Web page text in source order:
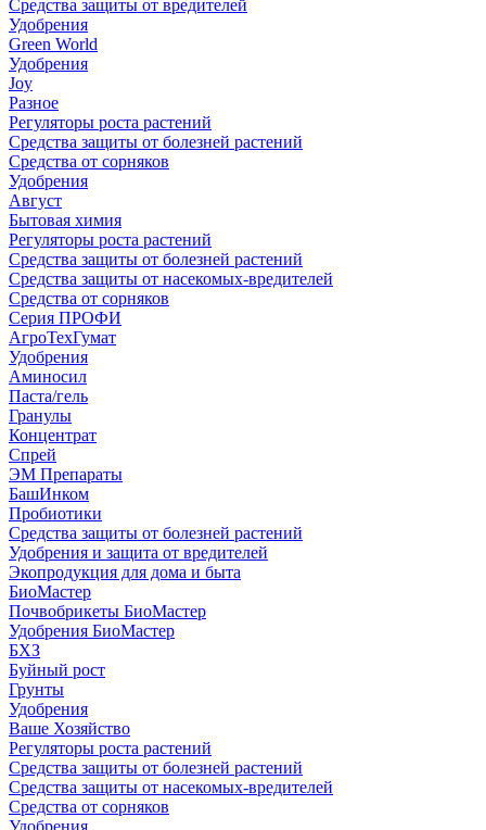
Средства защиты от вредителей
Удобрения
Green World
Удобрения
Joy
Разное
Регуляторы роста растений
Средства защиты от болезней растений
Средства от сорняков
Удобрения
Август
Бытовая химия
Регуляторы роста растений
Средства защиты от болезней растений
Средства защиты от насекомых-вредителей
Средства от сорняков
Серия ПРОФИ
АгроТехГумат
Удобрения
Аминосил
Паста/гель
Гранулы
Концентрат
Спрей
ЭМ Препараты
БашИнком
Пробиотики
Средства защиты от болезней растений
Удобрения и защита от вредителей
Экопродукция для дома и быта
БиоМастер
Почвобрикеты БиоМастер
Удобрения БиоМастер
БХЗ
Буйный рост
Грунты
Удобрения
Ваше Хозяйство
Регуляторы роста растений
Средства защиты от болезней растений
Средства защиты от насекомых-вредителей
Средства от сорняков
Удобрения